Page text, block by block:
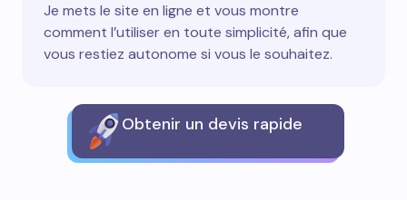
Je mets le site en ligne et vous montre
comment l’utiliser en toute simplicité, afin que
vous restiez autonome si vous le souhaitez.
Obtenir un devis rapide